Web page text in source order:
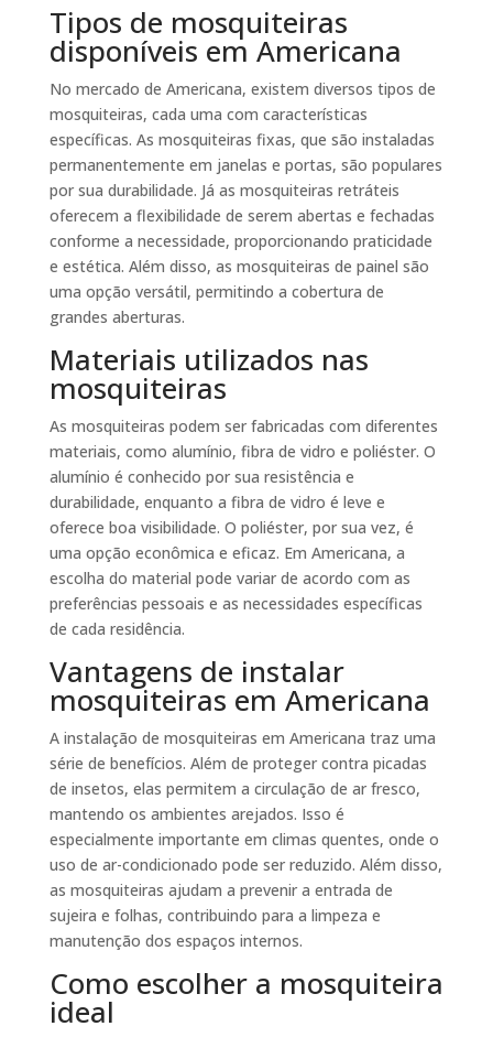
Tipos de mosquiteiras
disponíveis em Americana
No mercado de Americana, existem diversos tipos de
mosquiteiras, cada uma com características
específicas. As mosquiteiras fixas, que são instaladas
permanentemente em janelas e portas, são populares
por sua durabilidade. Já as mosquiteiras retráteis
oferecem a flexibilidade de serem abertas e fechadas
conforme a necessidade, proporcionando praticidade
e estética. Além disso, as mosquiteiras de painel são
uma opção versátil, permitindo a cobertura de
grandes aberturas.
Materiais utilizados nas
mosquiteiras
As mosquiteiras podem ser fabricadas com diferentes
materiais, como alumínio, fibra de vidro e poliéster. O
alumínio é conhecido por sua resistência e
durabilidade, enquanto a fibra de vidro é leve e
oferece boa visibilidade. O poliéster, por sua vez, é
uma opção econômica e eficaz. Em Americana, a
escolha do material pode variar de acordo com as
preferências pessoais e as necessidades específicas
de cada residência.
Vantagens de instalar
mosquiteiras em Americana
A instalação de mosquiteiras em Americana traz uma
série de benefícios. Além de proteger contra picadas
de insetos, elas permitem a circulação de ar fresco,
mantendo os ambientes arejados. Isso é
especialmente importante em climas quentes, onde o
uso de ar-condicionado pode ser reduzido. Além disso,
as mosquiteiras ajudam a prevenir a entrada de
sujeira e folhas, contribuindo para a limpeza e
manutenção dos espaços internos.
Como escolher a mosquiteira
ideal